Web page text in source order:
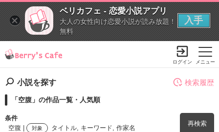
ベリカフェ - 恋愛小説アプリ
大人の女性向け恋愛小説が読み放題！
無料
入手
メニュー
ログイン
小説を探す
「空腹」の作品一覧・人気順
条件
空腹 |
対象 タイトル, キーワード, 作家名
再検索
検索履歴